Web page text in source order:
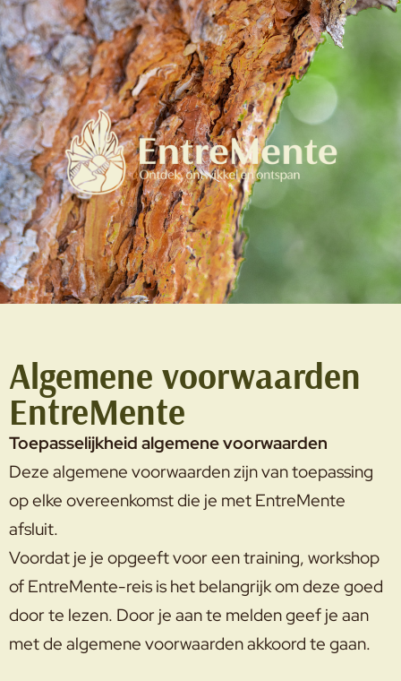
Algemene voorwaarden
EntreMente
Toepasselijkheid algemene voorwaarden
Deze algemene voorwaarden zijn van toepassing
op elke overeenkomst die je met EntreMente
afsluit.
Voordat je je opgeeft voor een training, workshop
of EntreMente-reis is het belangrijk om deze goed
door te lezen. Door je aan te melden geef je aan
met de algemene voorwaarden akkoord te gaan.